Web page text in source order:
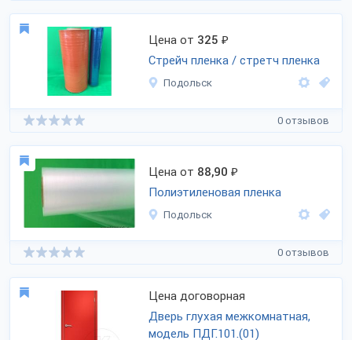
Цена от 325 ₽
Стрейч пленка / стретч пленка
Подольск
0 отзывов
Цена от 88,90 ₽
Полиэтиленовая пленка
Подольск
0 отзывов
Цена договорная
Дверь глухая межкомнатная,
модель ПДГ.101.(01)